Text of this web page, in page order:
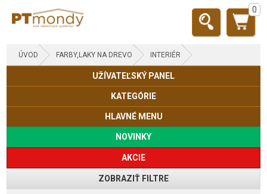
0
ÚVOD FARBY,LAKY NA DREVO INTERIÉR
UŽÍVATEĽSKÝ PANEL
KATEGÓRIE
HLAVNÉ MENU
NOVINKY
AKCIE
ZOBRAZIŤ FILTRE